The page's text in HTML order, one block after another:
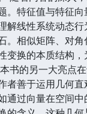
。特征值与特征
解线性系统动态
。相似矩阵、对
变换的本质结构
书的另一大亮点
者善于运用几何
通过向量在空间